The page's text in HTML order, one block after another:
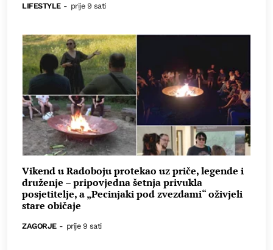
LIFESTYLE - prije 9 sati
Vikend u Radoboju protekao uz priče, legende i
druženje – pripovjedna šetnja privukla
posjetitelje, a „Pecinjaki pod zvezdami“ oživjeli
stare običaje
ZAGORJE - prije 9 sati